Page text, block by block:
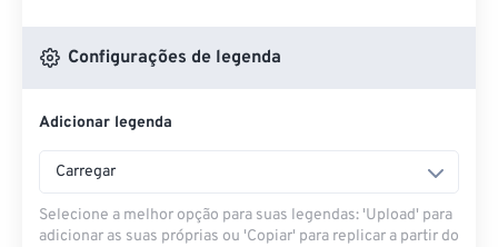
Configurações de legenda
Adicionar legenda
Carregar
Selecione a melhor opção para suas legendas: 'Upload' para
adicionar as suas próprias ou 'Copiar' para replicar a partir do